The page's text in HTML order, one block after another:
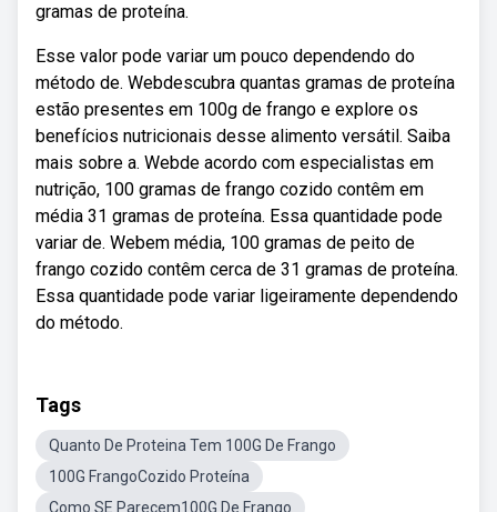
gramas de proteína.
Esse valor pode variar um pouco dependendo do
método de. Webdescubra quantas gramas de proteína
estão presentes em 100g de frango e explore os
benefícios nutricionais desse alimento versátil. Saiba
mais sobre a. Webde acordo com especialistas em
nutrição, 100 gramas de frango cozido contêm em
média 31 gramas de proteína. Essa quantidade pode
variar de. Webem média, 100 gramas de peito de
frango cozido contêm cerca de 31 gramas de proteína.
Essa quantidade pode variar ligeiramente dependendo
do método.
Tags
Quanto De Proteina Tem 100G De Frango
100G FrangoCozido Proteína
Como SE Parecem100G De Frango